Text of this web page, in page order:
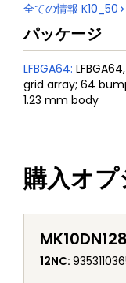
全ての情報 K10_50
パッケージ
LFBGA64:
grid array; 64
1.23 mm body
購入オ
12NC: